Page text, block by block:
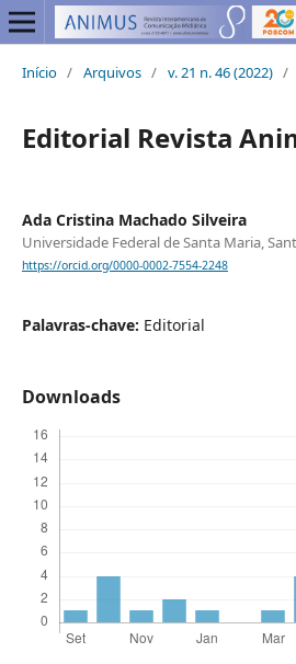
Início / Arquivos / v. 21 n. 46 (2022) /
Editorial Revista
Ada Cristina Machado Silveira
Universidade Federal de Santa Maria,
https://orcid.org/0000-0002-7554-2248
Palavras-chave: Editorial
Downloads